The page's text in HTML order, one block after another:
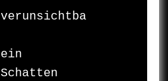
verunsichtbart
ein
Schatten